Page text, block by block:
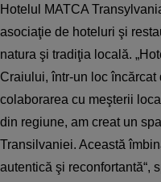
Hotelul MATCA
asociaţie de hoteluri şi
natura şi tradiţia locală.
Craiului, într-un loc
colaborarea cu meşterii
din regiune, am creat un
Transilvaniei. Această
autentică şi reconfortantă“,